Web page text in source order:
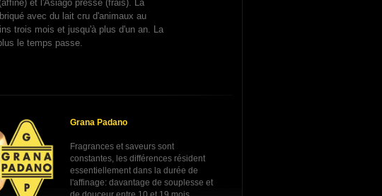
et l'Asiago pressé (frais). La
avec du lait cru d'animaux au
trois mois et jusqu'à plus d'un an. La
le temps passe.
Grana Padano
Fragrances et saveurs sont
constantes, les différences résident
essentiellement dans la durée de
l'affinage: davantage de souplesse et